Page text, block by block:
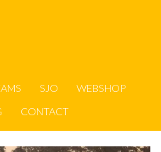
SJO
WEBSHOP
CONTACT